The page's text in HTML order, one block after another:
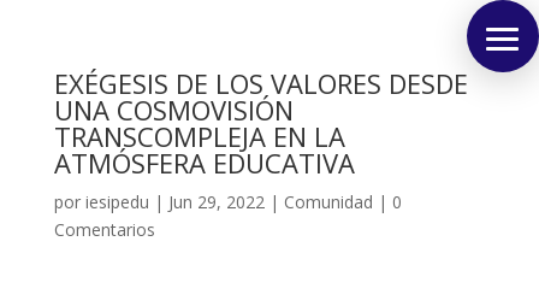
EXÉGESIS DE LOS VALORES DESDE
UNA COSMOVISIÓN
TRANSCOMPLEJA EN LA
ATMÓSFERA EDUCATIVA
por iesipedu | Jun 29, 2022| Comunidad | 0
Comentarios